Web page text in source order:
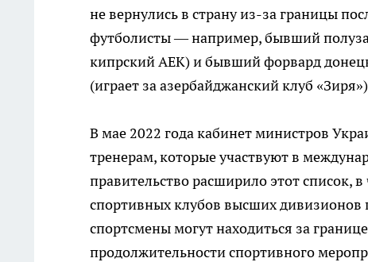
не вернулись в страну из-за границы
футболисты — например, бывший
кипрский АЕК) и бывший форвард
(играет за азербайджанский клуб
В мае 2022 года кабинет министров
тренерам, которые участвуют в
правительство расширило этот список,
спортивных клубов высших дивизионов
спортсмены могут находиться за
продолжительности спортивного